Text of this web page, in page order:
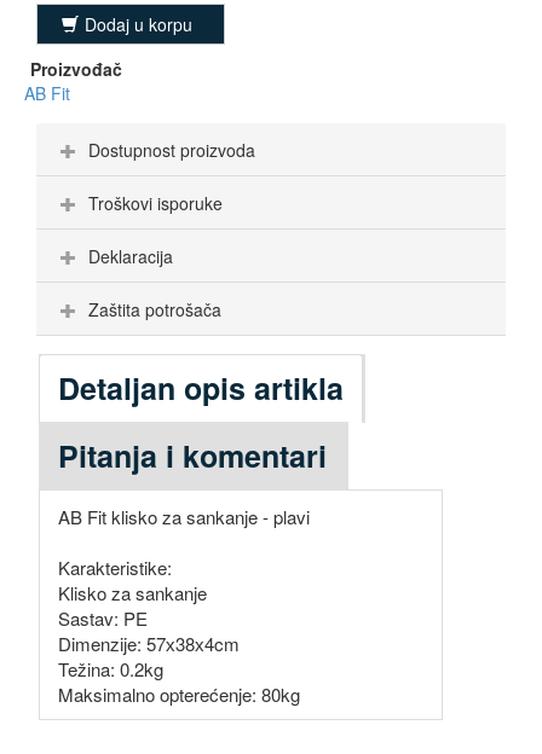
Dodaj u korpu
Proizvođač
AB Fit
Dostupnost proizvoda
Troškovi isporuke
Deklaracija
Zaštita potrošača
Detaljan opis artikla
Pitanja i komentari
AB Fit klisko za sankanje - plavi
Karakteristike:
Klisko za sankanje
Sastav: PE
Dimenzije: 57х38х4cm
Težina: 0.2kg
Maksimalno opterećenje: 80kg